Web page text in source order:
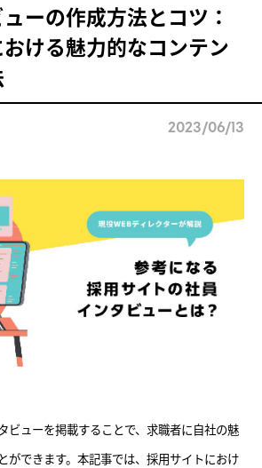
ーの作成方法とコツ：
ける魅力的なコンテン
2023/06/13
ビューを掲載することで、求職者に自社の魅
ができます。本記事では、採用サイトにおけ